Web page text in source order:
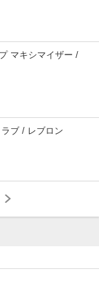
マキシマイザー /
ブ / レブロン